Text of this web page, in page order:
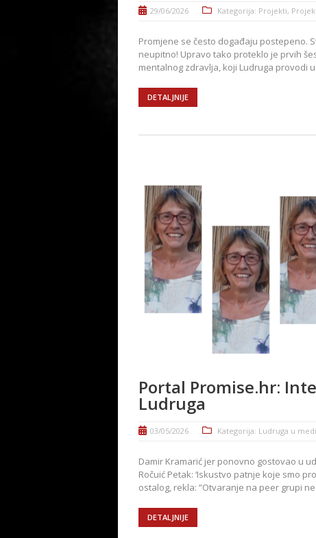
29/06/2026 Kategorija: Projekti,
Promjene se često događaju postepeno.
neupitno! Upravo tako proteklo je prvih
mentalnog zdravlja, koji Ludruga provodi
DETALJNIJE
Portal Promise.hr:
Ludruga
03/05/2026 Kategorija: Ludruga u
Damir Kramarić jer ponovno gostovao u
Ročuić Petak: ‘Iskustvo patnje koje smo
ostalog, rekla: ”Otvaranje na peer grupi ne
DETALJNIJE